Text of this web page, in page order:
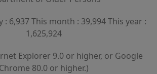
: 6,937 This month : 39,994 This year :
1,625,924
Explorer 9.0 or higher, or Google
Chrome 80.0 or higher.)